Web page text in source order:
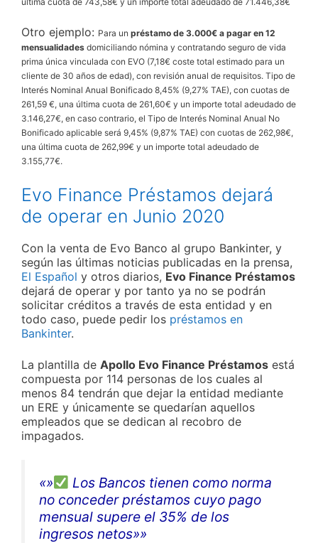
Otro ejemplo: Para un préstamo de 3.000€ a pagar en 12
mensualidades domiciliando nómina y contratando seguro de vida
prima única vinculada con EVO (7,18€ coste total estimado para un
cliente de 30 años de edad), con revisión anual de requisitos. Tipo de
Interés Nominal Anual Bonificado 8,45% (9,27% TAE), con cuotas de
261,59 €, una última cuota de 261,60€ y un importe total adeudado de
3.146,27€, en caso contrario, el Tipo de Interés Nominal Anual No
Bonificado aplicable será 9,45% (9,87% TAE) con cuotas de 262,98€,
una última cuota de 262,99€ y un importe total adeudado de
3.155,77€.
Evo Finance Préstamos dejará
de operar en Junio 2020
Con la venta de Evo Banco al grupo Bankinter, y
según las últimas noticias publicadas en la prensa,
El Español y otros diarios, Evo Finance Préstamos
dejará de operar y por tanto ya no se podrán
solicitar créditos a través de esta entidad y en
todo caso, puede pedir los préstamos en
Bankinter.
La plantilla de Apollo Evo Finance Préstamos está
compuesta por 114 personas de los cuales al
menos 84 tendrán que dejar la entidad mediante
un ERE y únicamente se quedarían aquellos
empleados que se dedican al recobro de
impagados.
«»
Los Bancos tienen como norma
no conceder préstamos cuyo pago
mensual supere el 35% de los
ingresos netos»»